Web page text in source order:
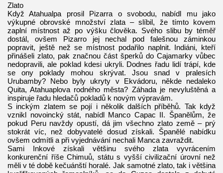
Zlato
Když Atahualpa prosil Pizarra o svobodu, nabídl mu jako
výkupné obrovské množství zlata – slíbil, že tímto kovem
zaplní místnost až po výšku člověka. Svého slibu by téměř
dostál, ovšem Pizarro jej nechal pod falešnou záminkou
popravit, ještě než se místnost podařilo naplnit. Indiáni, kteří
přinášeli zlato, pak značnou část šperků do Cajamarky vůbec
nedopravili, ale poklad kdesi ukryli. Dodnes řadu lidí trápí, kde
se ony poklady mohou skrývat. Jsou snad v pralesích
Urubamby? Nebo byly ukryty v Ekvádoru, někde nedaleko
Quita, Atahuaplova rodného města? Záhada je nevyluštěná a
inspiruje řadu hledačů pokladů k novým výpravám.
S inckým zlatem se pojí i několik dalších příběhů. Tak když
vznikl novoincký stát, nabídl Manco Capac II. Španělům, že
pokud Peru navždy opustí, dá jim všechno zlato země – prý
stokrát víc, než dobyvatelé dosud získali. Španělé nabídku
ovšem odmítli a při vyjednávání nechali Manca zavraždit.
Sami Inkové získali většinu svého zlata vyvrácením
konkurenční říše Chimuů, státu s vyšší civilizační úrovní než
měli v té době kečuánští horalé. Jak samotné zlato, tak i většina